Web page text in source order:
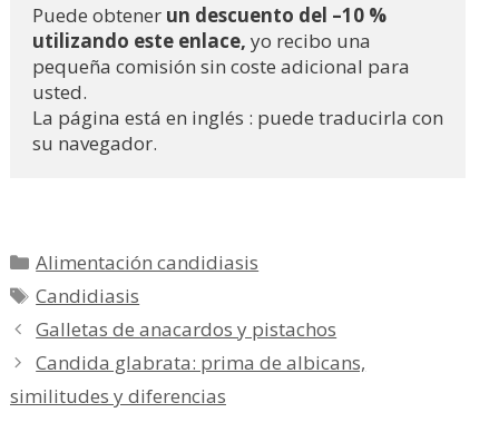
Puede obtener un descuento del –10 %
utilizando este enlace, yo recibo una
pequeña comisión sin coste adicional para
usted.
La página está en inglés : puede traducirla con
su navegador.
Categorías
Alimentación candidiasis
Etiquetas
Candidiasis
Galletas de anacardos y pistachos
Candida glabrata: prima de albicans,
similitudes y diferencias